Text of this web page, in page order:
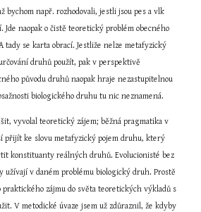
bychom např. rozhodovali, jestli jsou pes a vlk
naopak o čistě teoretický problém obecného
tady se karta obrací. Jestliže nelze metafyzický
druhů použít, pak v perspektivě
původu druhů naopak hraje nezastupitelnou
biologického druhu tu nic neznamená.
vyvolal teoretický zájem; běžná pragmatika v
přijít ke slovu metafyzický pojem druhu, který
konstituanty reálných druhů. Evolucionisté bez
užívají v daném problému biologický druh. Prostě
praktického zájmu do světa teoretických výkladů s
V metodické úvaze jsem už zdůraznil, že kdyby